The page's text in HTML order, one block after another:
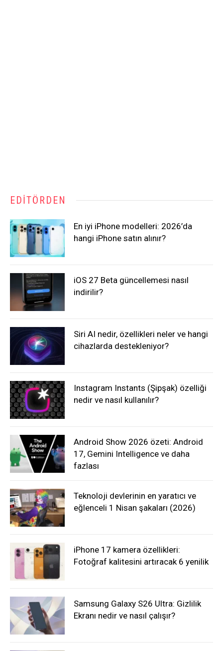
EDITÖRDEN
En iyi iPhone modelleri: 2026’da
hangi iPhone satın alınır?
iOS 27 Beta güncellemesi nasıl
indirilir?
Siri AI nedir, özellikleri neler ve hangi
cihazlarda destekleniyor?
Instagram Instants (Şipşak) özelliği
nedir ve nasıl kullanılır?
Android Show 2026 özeti: Android
17, Gemini Intelligence ve daha
fazlası
Teknoloji devlerinin en yaratıcı ve
eğlenceli 1 Nisan şakaları (2026)
iPhone 17 kamera özellikleri:
Fotoğraf kalitesini artıracak 6 yenilik
Samsung Galaxy S26 Ultra: Gizlilik
Ekranı nedir ve nasıl çalışır?